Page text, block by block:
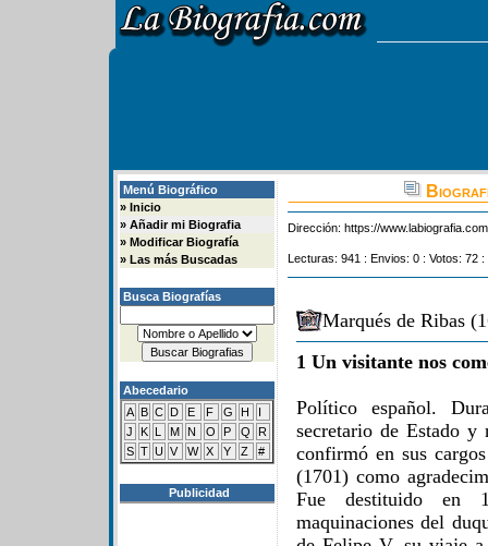
Menú Biográfico
» Inicio
» Añadir mi Biografia
» Modificar Biografía
» Las más Buscadas
Busca Biografías
Abecedario
A B C D E F G H
I
J
K L M N O P Q
R
S T U V W X Y Z #
Publicidad
Dirección: https://
Lecturas: 941 : Envios: 0 : Votos: 72
Marqués de Ribas
1 Un visitante nos
Político español.
secretario de Estado
confirmó en sus
(1701) como
Fue destituido en
maquinaciones del